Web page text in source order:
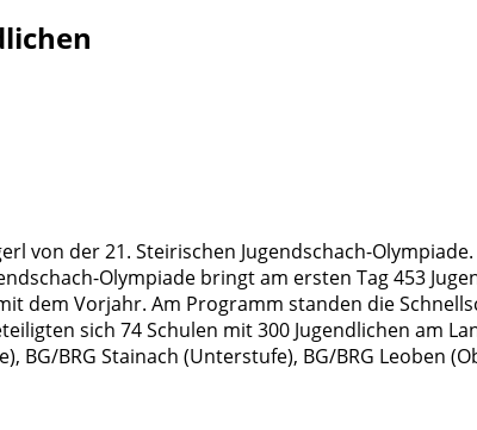
von der 21. Steirischen Jugendschach-
Olympiade bringt am ersten Tag 453
dem Vorjahr. Am Programm standen die
sich 74 Schulen mit 300 Jugendlichen am
BRG Stainach (Unterstufe), BG/BRG Leoben